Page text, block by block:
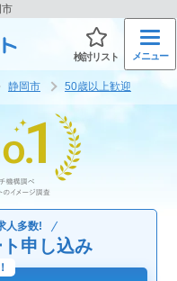
検討リスト メニュー
静岡市 50歳以上歓迎
人多数!
申し込み